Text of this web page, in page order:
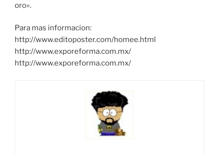
oro».
Para mas informacion:
http://www.editoposter.com/homee.html
http://www.exporeforma.com.mx/
http://www.exporeforma.com.mx/